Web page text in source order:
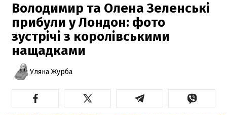
Володимир та Олена Зеленські
прибули у Лондон: фото
зустрічі з королівськими
нащадками
Уляна Журба